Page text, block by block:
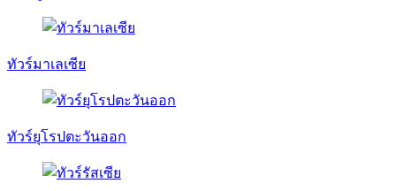
ทัวร์มาเลเซีย
ทัวร์ยุโรปตะวันออก